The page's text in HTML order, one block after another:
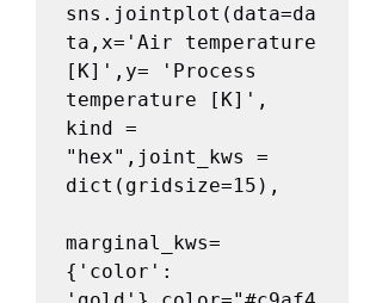
sns.jointplot(data=da
ta,x='Air temperature
[K]',y= 'Process
temperature [K]',
kind =
"hex",joint_kws =
dict(gridsize=15),
marginal_kws=
{'color':